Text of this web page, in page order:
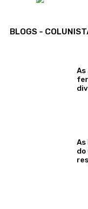
BLOGS -
As
As
do